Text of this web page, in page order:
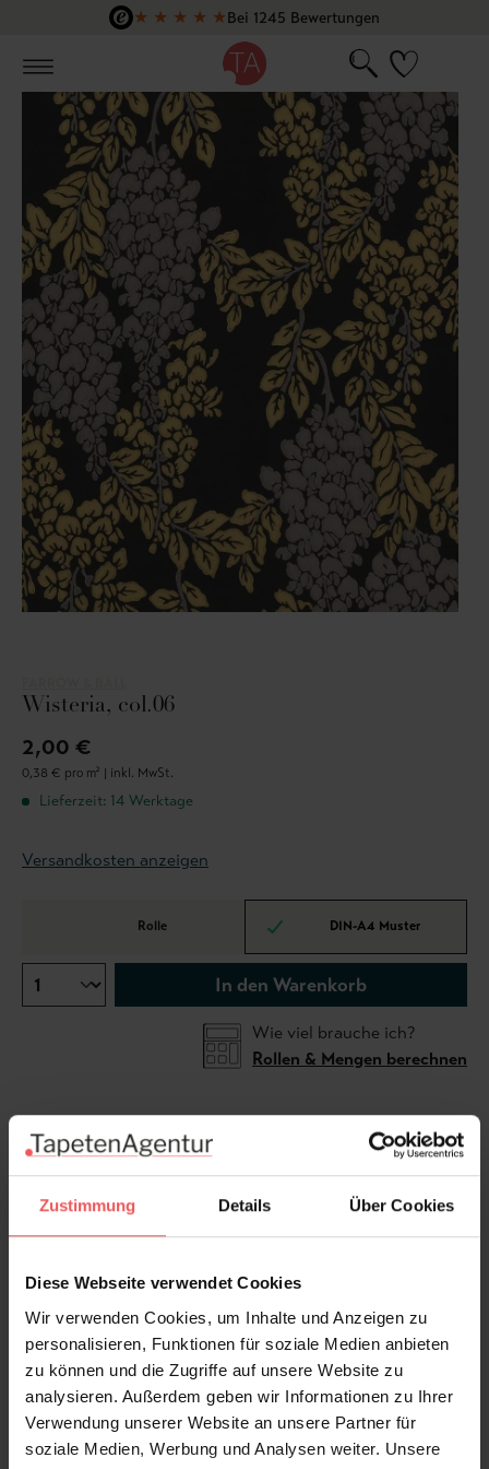
Zustimmung Details Über Cookies
Diese Webseite verwendet Cookies
Wir verwenden Cookies, um Inhalte und Anzeigen zu
personalisieren, Funktionen für soziale Medien anbieten
zu können und die Zugriffe auf unsere Website zu
analysieren. Außerdem geben wir Informationen zu Ihrer
Verwendung unserer Website an unsere Partner für
soziale Medien, Werbung und Analysen weiter. Unsere
Zum Hauptinhalt springen
★ ★ ★ ★ ★Bei 1245 Bewertungen
Wisteria, col.06
2,00 €
0,38 € pro m² | inkl. MwSt.
Lieferzeit: 14 Werktage
Versandkosten anzeigen
Rolle DIN-A4 Muster
In den Warenkorb
Wie viel brauche ich?
Rollen & Mengen berechnen
Die Tapete Wisteria, col.06, zeigt die üppig
herabhängenden Blüten einer klassischen Glyzinie
und greift damit ein romantisches Motiv des 19.
Jahrhunderts auf, das von historischen Seidendrucken
eine ruhige, zugleich lebendige Note in den Raum und
lassen ein wenig englischen Frühling einziehen – zu
jeder Jahreszeit.
Grundfarbe: Off-Black 57
Druckfarben: Charleston Gray 243, Bespoke Gold
Produktdetails